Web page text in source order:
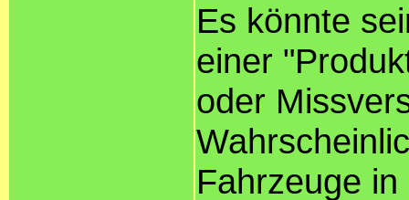
Es könnte
einer
oder
Fahrzeuge